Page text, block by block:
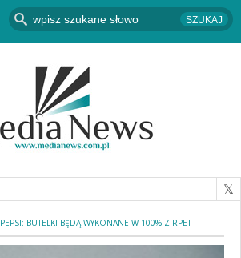
PEPSI: BUTELKI BĘDĄ WYKONANE W 100% Z RPET